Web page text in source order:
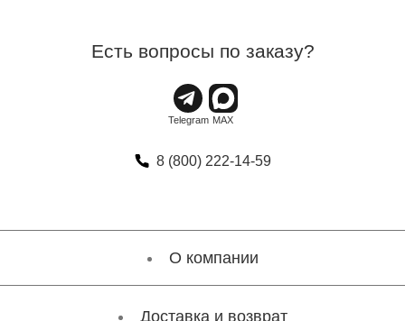
Есть вопросы по заказу?
8 (800) 222-14-59
О компании
Доставка и возврат